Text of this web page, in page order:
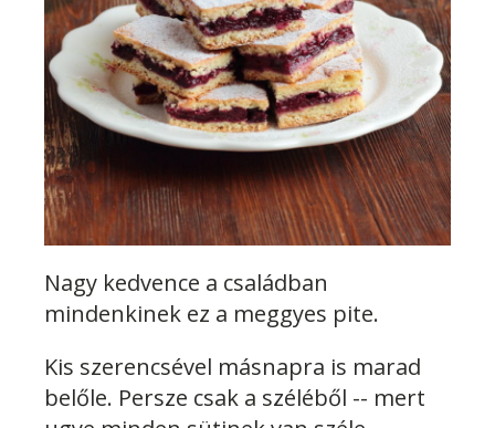
Nagy kedvence a családban
mindenkinek ez a meggyes pite.
Kis szerencsével másnapra is marad
belőle. Persze csak a széléből -- mert